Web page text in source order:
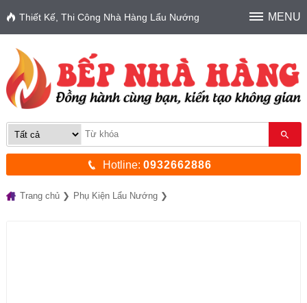
Thiết Kế, Thi Công Nhà Hàng Lẩu Nướng MENU
Hotline:0932662886
Trang chủ Phụ Kiện Lẩu Nướng